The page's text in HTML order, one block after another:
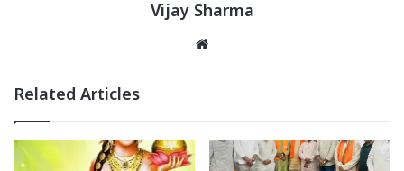
Vijay Sharma
Related Articles